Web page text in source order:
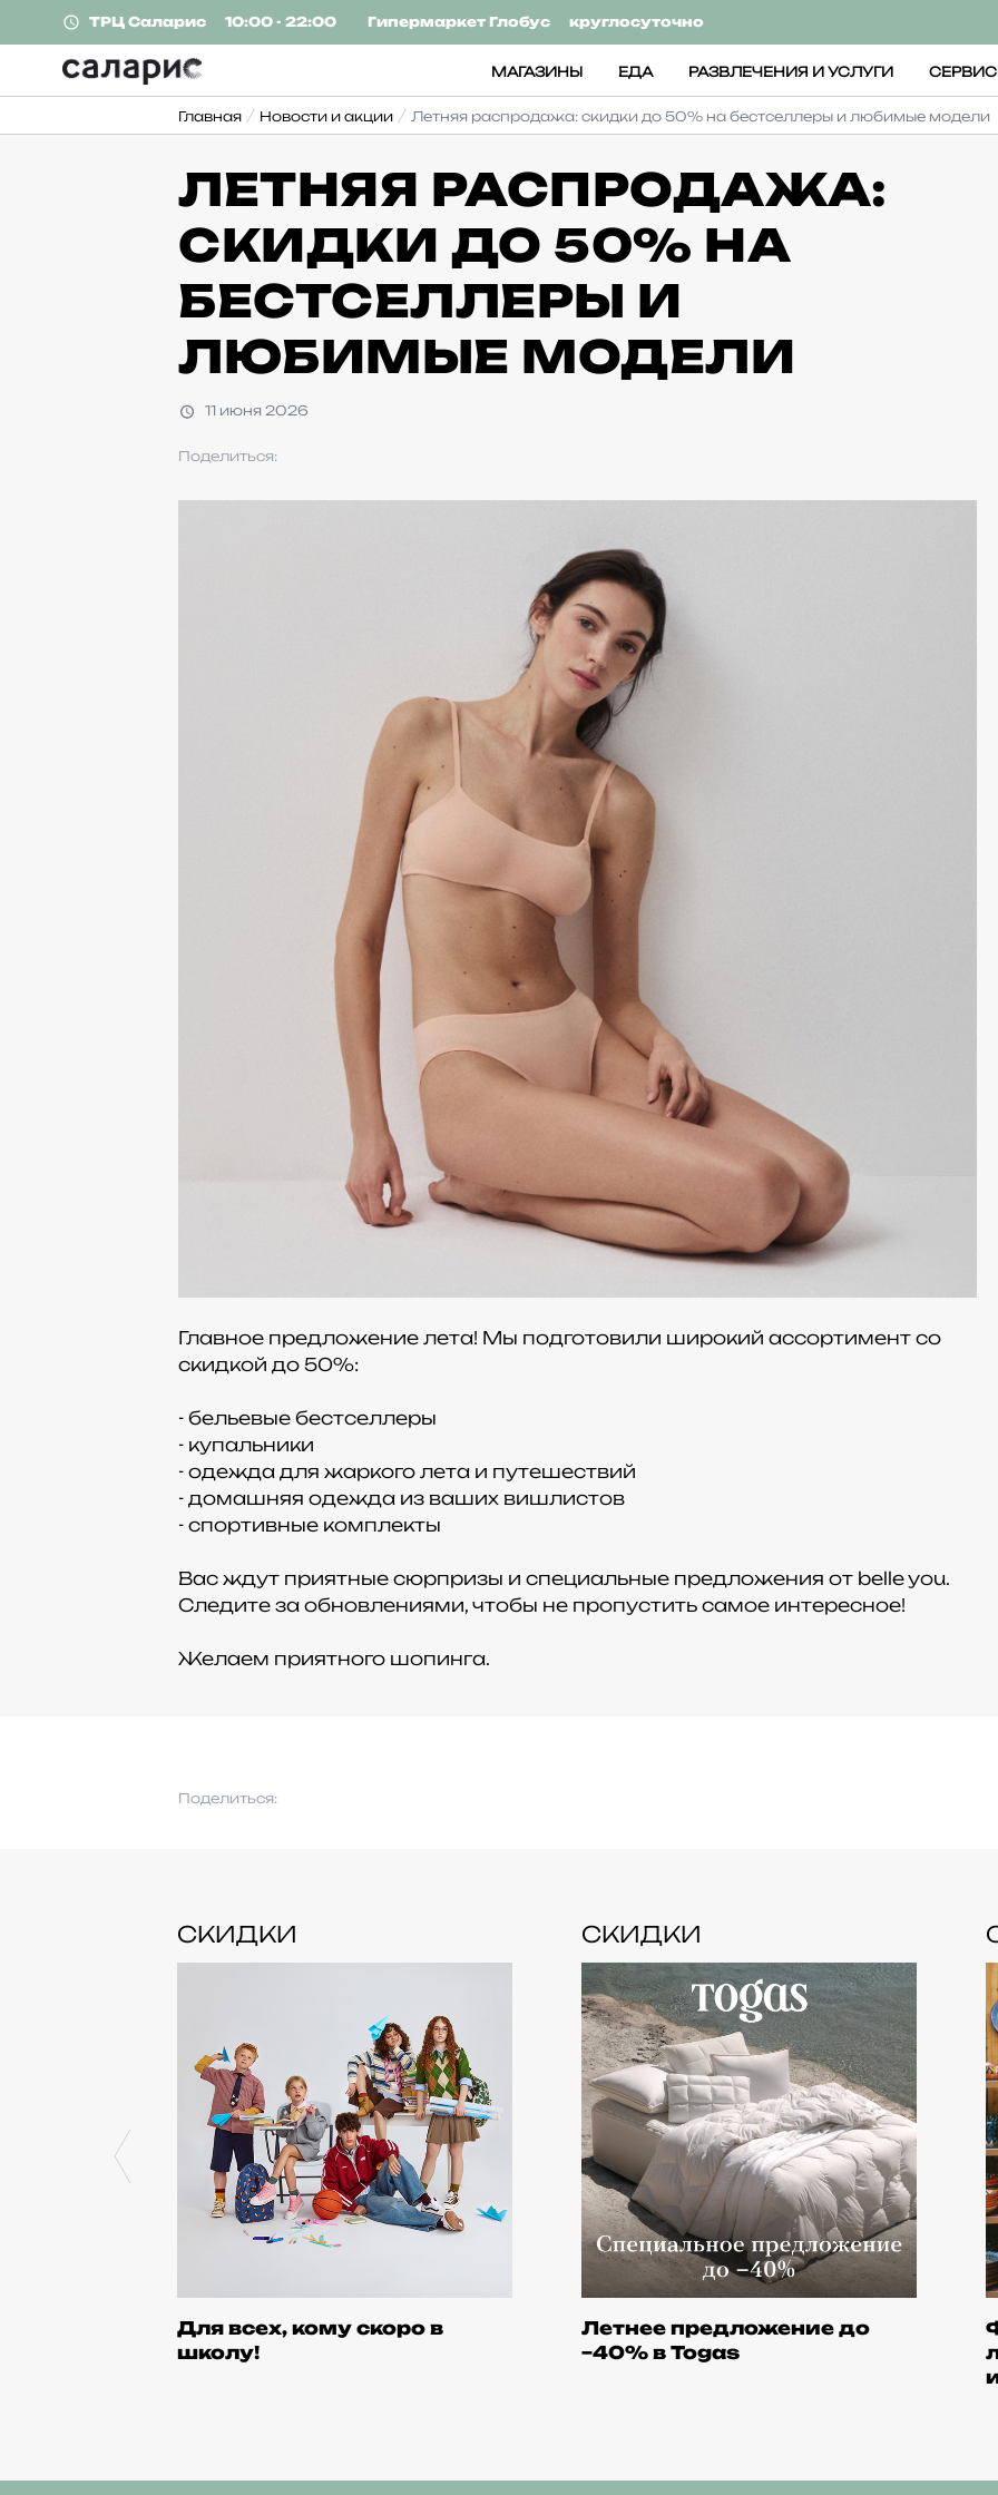
ТРЦ Саларис 10:00 - 22:00 Гипермаркет Глобус круглосуточно
МАГАЗИНЫ ЕДА РАЗВЛЕЧЕНИЯ И УСЛУГИ
Главная Новости и акции Летняя распродажа: скидки до 50% на бестселлеры и любимые модели
ЛЕТНЯЯ РАСПРОДАЖА:
СКИДКИ ДО 50% НА
БЕСТСЕЛЛЕРЫ И
ЛЮБИМЫЕ МОДЕЛИ
11 июня 2026
Поделиться:
Главное предложение лета! Мы подготовили широкий ассортимент со
скидкой до 50%:
- бельевые бестселлеры
- купальники
- одежда для жаркого лета и путешествий
- домашняя одежда из ваших вишлистов
- спортивные комплекты
Вас ждут приятные сюрпризы и специальные предложения от belle you.
Следите за обновлениями, чтобы не пропустить самое интересное!
Желаем приятного шопинга.
Поделиться:
СКИДКИ
Для всех, кому скоро в
школу!
СКИДКИ
Летнее предложение до
−40% в Togas